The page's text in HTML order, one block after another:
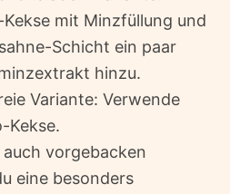
mit Minzfüllung und
Schicht ein paar
hinzu.
Variante: Verwende
Kekse.
vorgebacken
eine besonders